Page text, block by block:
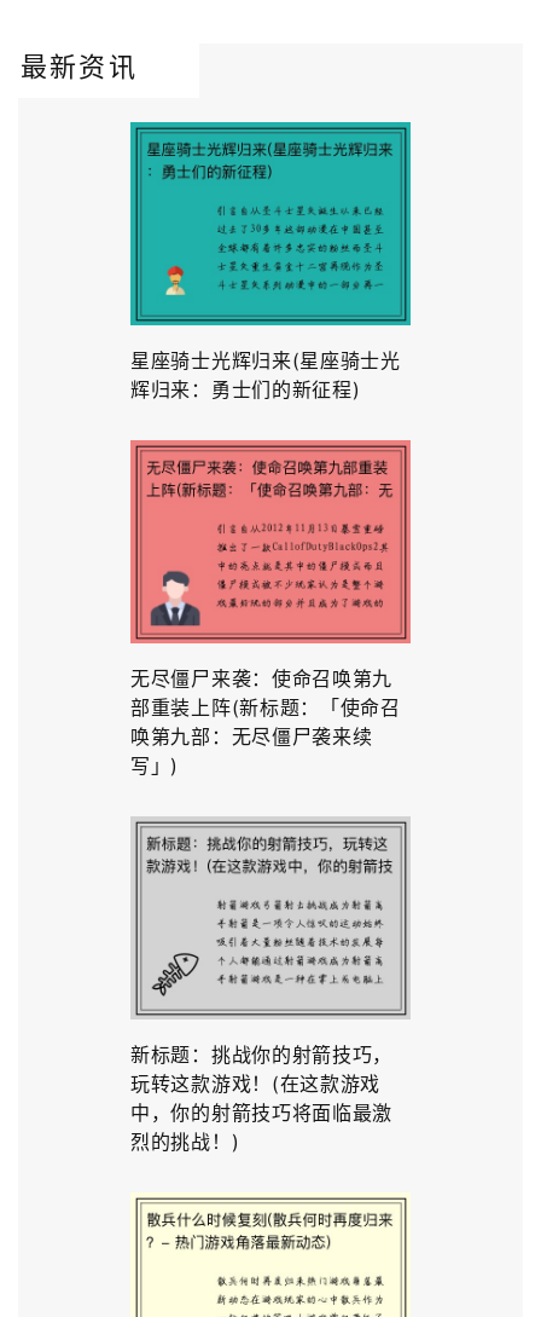
最新资讯
星座骑士光辉归来(星座骑士光
辉归来：勇士们的新征程)
无尽僵尸来袭：使命召唤第九
部重装上阵(新标题：「使命召
唤第九部：无尽僵尸袭来续
写」)
新标题：挑战你的射箭技巧，
玩转这款游戏！(在这款游戏
中，你的射箭技巧将面临最激
烈的挑战！)